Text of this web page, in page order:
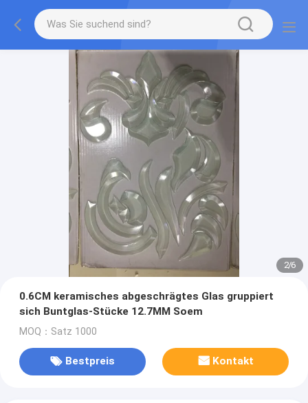
2/6
0.6CM keramisches abgeschrägtes Glas gruppiert
sich Buntglas-Stücke 12.7MM Soem
MOQ：Satz 1000
Bestpreis Kontakt